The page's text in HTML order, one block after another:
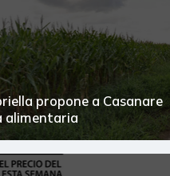
propone a Casanare
alimentaria